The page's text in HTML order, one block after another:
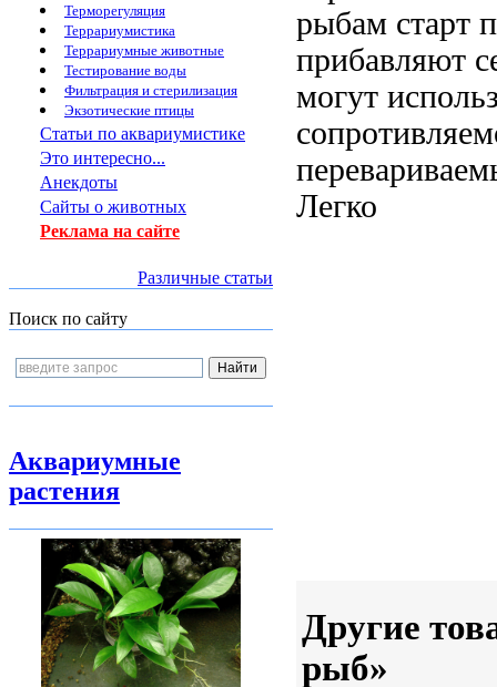
Терморегуляция
Террариумистика
Террариумные животные
Тестирование воды
Фильтрация и стерилизация
Экзотические птицы
Статьи по аквариумистике
Это интересно...
Анекдоты
Сайты о животных
Реклама на сайте
Различные статьи
Поиск по сайту
Аквариумные
растения
рыбам старт
прибавляют
могут
Легко
Другие
рыб»